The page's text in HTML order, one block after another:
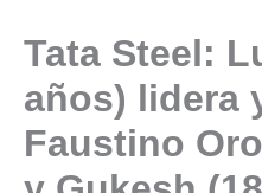
Tata Steel:
años) lidera
Faustino